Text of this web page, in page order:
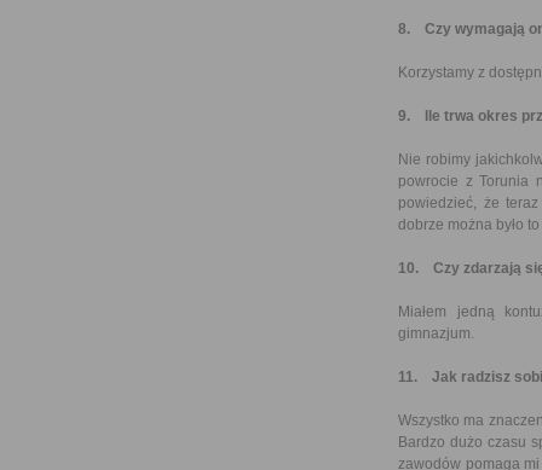
8. Czy wymagają
Korzystamy z
9. Ile trwa okres
Nie robimy
powrocie z Torunia
powiedzieć, że
dobrze można było
10. Czy zdarzają
Miałem jedną
gimnazjum.
11. Jak radzisz
Wszystko ma
Bardzo dużo czasu
zawodów pomaga